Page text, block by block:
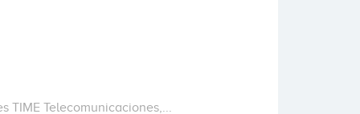
TIME Telecomunicaciones,...